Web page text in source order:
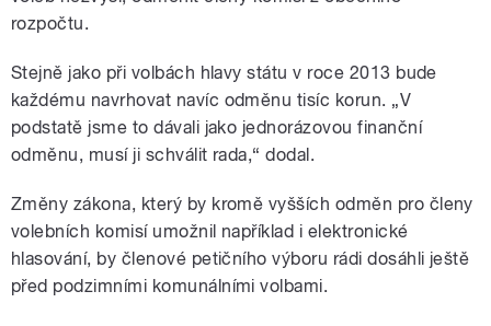
rozpočtu.
Stejně jako při volbách hlavy státu v roce 2013 bude
každému navrhovat navíc odměnu tisíc korun. „V
podstatě jsme to dávali jako jednorázovou finanční
odměnu, musí ji schválit rada,“ dodal.
Změny zákona, který by kromě vyšších odměn pro členy
volebních komisí umožnil například i elektronické
hlasování, by členové petičního výboru rádi dosáhli ještě
před podzimními komunálními volbami.